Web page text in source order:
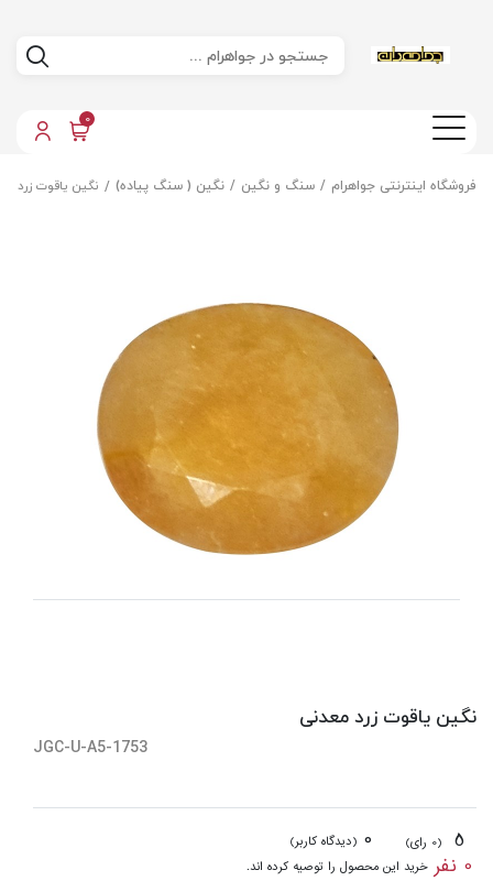
0
فروشگاه اینترنتی جواهرام سنگ و نگین نگین ( سنگ پیاده) نگین یاقوت زرد
نگین یاقوت زرد معدنی
JGC-U-A5-1753
(0 رای) 0 (دیدگاه کاربر)
0 نفر خرید این محصول را توصیه کرده اند.